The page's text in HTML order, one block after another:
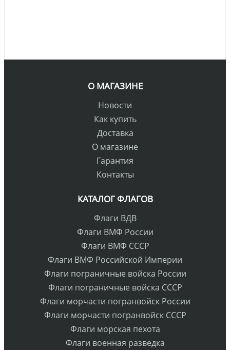
О МАГАЗИНЕ
Новости
Как купить
Доставка
О магазине
Гарантия
Контакты
КАТАЛОГ ФЛАГОВ
Флаги ВДВ
Флаги ВМФ России
Флаги ВМФ СССР
Флаги ВМФ Российской Империи
Флаги пограничные войска России
Флаги пограничные войска СССР
Флаги морчасти погранвойск России
Флаги морчасти погранвойск СССР
Флаги морская пехота
Флаги военная разведка